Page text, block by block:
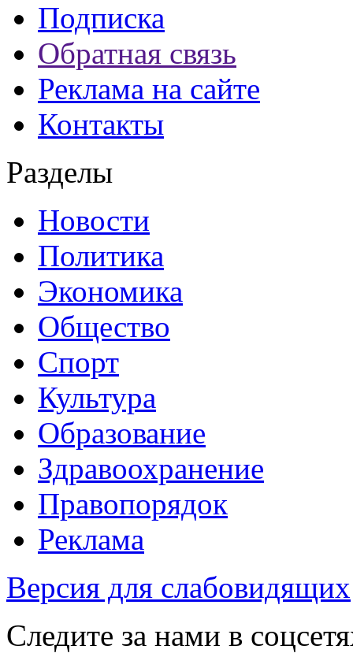
Подписка
Обратная связь
Реклама на сайте
Контакты
Разделы
Новости
Политика
Экономика
Общество
Спорт
Культура
Образование
Здравоохранение
Правопорядок
Реклама
Версия для слабовидящих
Следите за нами в